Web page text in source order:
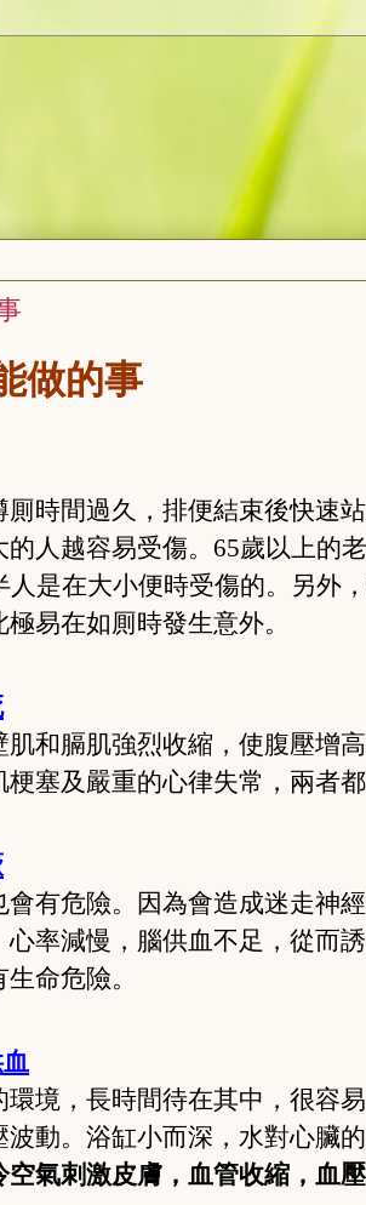
做的事
時間過久，排便結束後快速
人越容易受傷。 65歲以上的
人是在大小便時受傷的。另外
易在如厠時發生意外。
肌和膈肌強烈收縮，使腹壓增
塞及嚴重的心律失常，兩者都
有危險。因為會造成迷走神
率減慢，腦供血不足，從而
命危險。
境，長時間待在其中，很容
動。浴缸小而深，水對心臟
氣刺激皮膚，血管收縮，血